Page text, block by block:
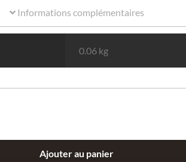
Informations complémentaires
0.06 kg
Ajouter au panier